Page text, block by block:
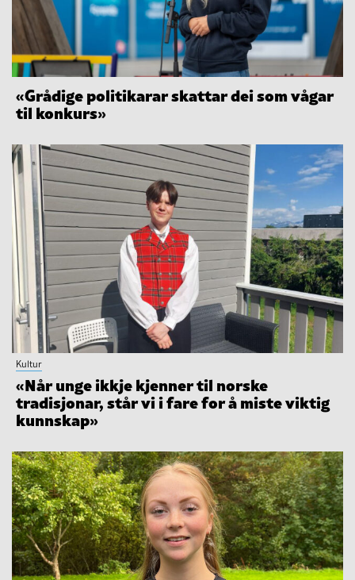
«Grådige politikarar skattar dei som vågar
til konkurs»
Kultur
«Når unge ikkje kjenner til norske
tradisjonar, står vi i fare for å miste viktig
kunnskap»